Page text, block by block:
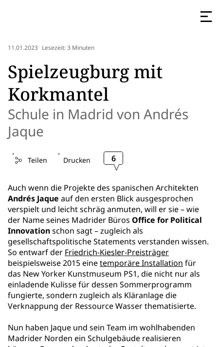
11.01.2023 Lesezeit: 3 Minuten
Spielzeugburg mit
Korkmantel
Schule in Madrid von Andrés
Jaque
Teilen Drucken 6
Auch wenn die Projekte des spanischen Architekten
Andrés Jaque auf den ersten Blick ausgesprochen
verspielt und leicht schräg anmuten, will er sie – wie
der Name seines Madrider Büros Office for Political
Innovationschon sagt – zugleich als
gesellschaftspolitische Statements verstanden wissen.
So entwarf der Friedrich-Kiesler-Preisträger
beispielsweise 2015 einetemporäre Installation für
das New Yorker Kunstmuseum PS1, die nicht nur als
einladende Kulisse für dessen Sommerprogramm
fungierte, sondern zugleich als Kläranlage die
Verknappung der Ressource Wasser thematisierte.
Nun haben Jaque und sein Team im wohlhabenden
Madrider Norden ein Schulgebäude realisieren